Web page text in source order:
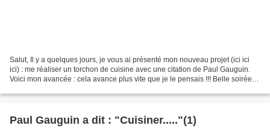
Salut, Il y a quelques jours, je vous ai présenté mon nouveau projet (ici ici
ici) : me réaliser un torchon de cuisine avec une citation de Paul Gauguin.
Voici mon avancée : cela avance plus vite que je le pensais !!! Belle soirée à
Paul Gauguin a dit : "Cuisiner....."(1)